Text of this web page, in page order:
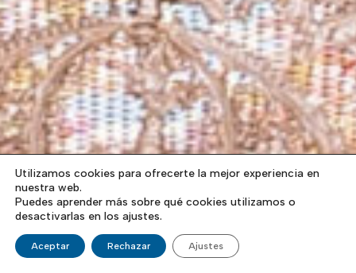
Utilizamos cookies para ofrecerte la mejor experiencia en
nuestra web.
Puedes aprender más sobre qué cookies utilizamos o
desactivarlas en los ajustes.
Aceptar Rechazar Ajustes